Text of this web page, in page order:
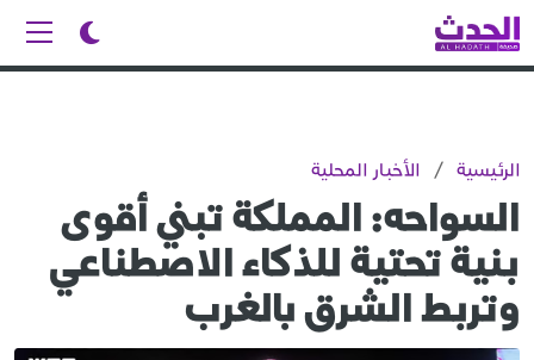
الرئيسية / الأخبار المحلية
السواحه: المملكة تبني أقوى
بنية تحتية للذكاء الاصطناعي
وتربط الشرق بالغرب